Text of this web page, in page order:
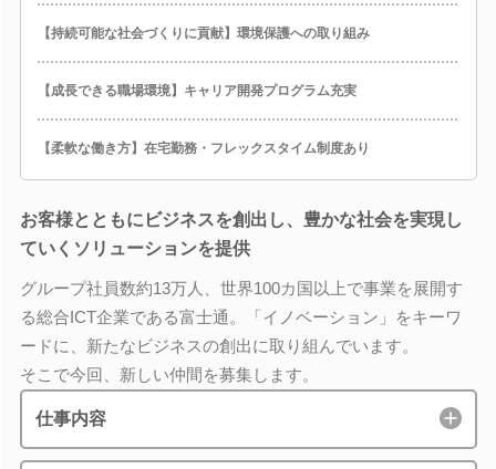
【持続可能な社会づくりに貢献】環境保護への取り組み
【成長できる職場環境】キャリア開発プログラム充実
【柔軟な働き方】在宅勤務・フレックスタイム制度あり
お客様とともにビジネスを創出し、豊かな社会を実現し
ていくソリューションを提供
グループ社員数約13万人、世界100カ国以上で事業を展開す
る総合ICT企業である富士通。「イノベーション」をキーワ
ードに、新たなビジネスの創出に取り組んでいます。
そこで今回、新しい仲間を募集します。
仕事内容